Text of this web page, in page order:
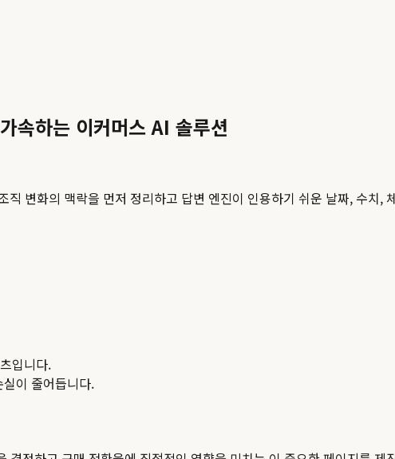
속하는 이커머스 AI 솔루션
직 변화의 맥락을 먼저 정리하고 답변 엔진이 인용하기 쉬운 날짜, 수치,
입니다.
이 줄어듭니다.